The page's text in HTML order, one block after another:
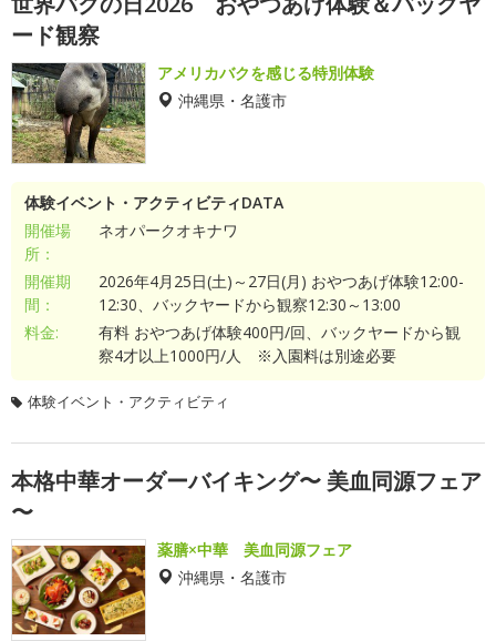
ード観察
アメリカバクを感じる特別体験
沖縄県・名護市
体験イベント・アクティビティDATA
開催場
所：
ネオパークオキナワ
開催期
間：
2026年4月25日(土)～27日(月) おやつあげ体験12:00-
12:30、バックヤードから観察12:30～13:00
料金:
有料 おやつあげ体験400円/回、バックヤードから観
察4才以上1000円/人 ※入園料は別途必要
体験イベント・アクティビティ
本格中華オーダーバイキング〜 美血同源フェア
〜
薬膳×中華 美血同源フェア
沖縄県・名護市